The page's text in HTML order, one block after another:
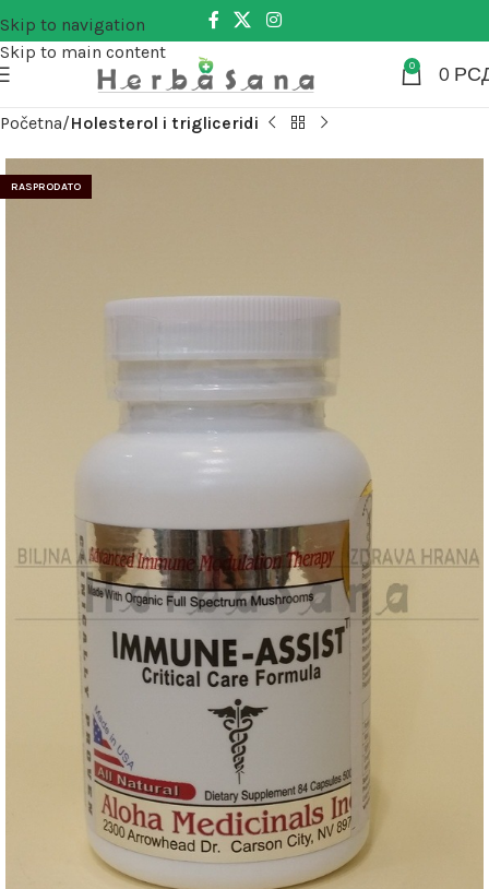
Skip to navigation
Skip to main content
0 0
Početna Holesterol i trigliceridi
RASPRODATO